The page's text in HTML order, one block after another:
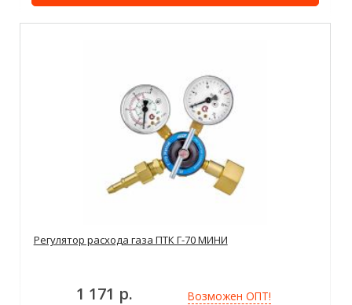
Регулятор расхода газа ПТК Г-70 МИНИ
1 171 р. Возможен ОПТ!